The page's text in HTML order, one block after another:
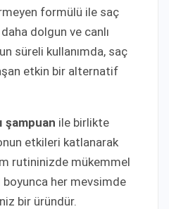
formülü ile saç
daha dolgun ve canlı
süreli kullanımda, saç
etkin bir alternatif
şampuan ile birlikte
etkileri katlanarak
rutininizde mükemmel
boyunca her mevsimde
bir üründür.